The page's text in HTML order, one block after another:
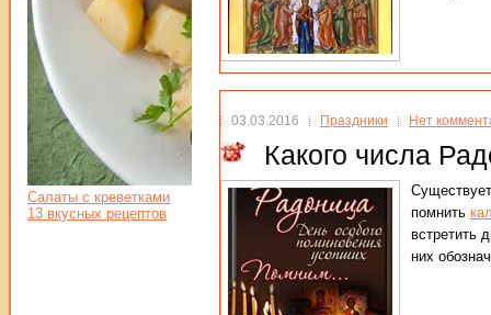
03.03.2016 Праздники Нет
Какого числа
помнить
встретить
них
Салаты с креветками
13 вкусных рецептов